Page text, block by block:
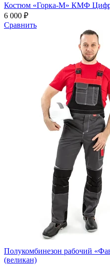
Костюм «Горка-М» КМФ
6 000 ₽
Сравнить
Полукомбинезон рабочий
(великан)